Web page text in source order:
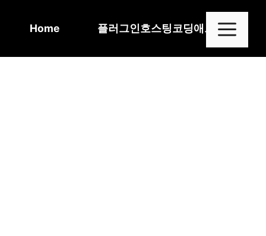
Home 플러그인호스팅코딩애드센스